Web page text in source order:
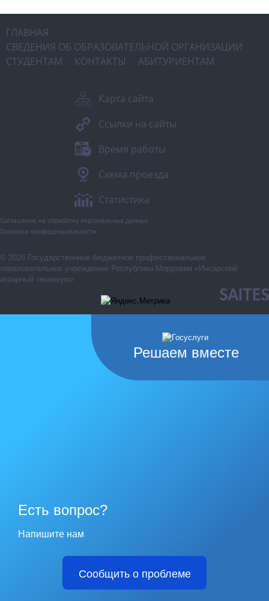
ГЛАВНАЯ
СВЕДЕНИЯ ОБ ОБРАЗОВАТЕЛЬНОЙ ОРГАНИЗАЦИИ
СТУДЕНТАМ
КОНТАКТЫ АБИТУРИЕНТАМ
Карта сайта
Ссылки на сайты
Время работы
Схема проезда
Статистика
Соглашение на обработку персональных данных
Политика конфиденциальности
© 2026 Государственное бюджетное профессиональное
образовательное учреждение Республики Мордовия «Инсарский
аграрный техникум»
SAITES
Решаем вместе
Есть вопрос?
Напишите нам
Сообщить о проблеме